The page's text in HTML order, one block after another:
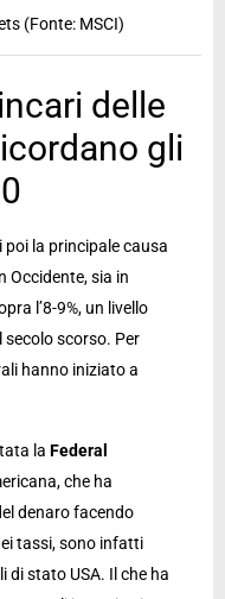
(Fonte: MSCI)
delle
gli
la principale causa
Occidente, sia in
l’8-9%, un livello
secolo scorso. Per
hanno iniziato a
la Federal
che ha
denaro facendo
tassi, sono infatti
di stato USA. Il che ha